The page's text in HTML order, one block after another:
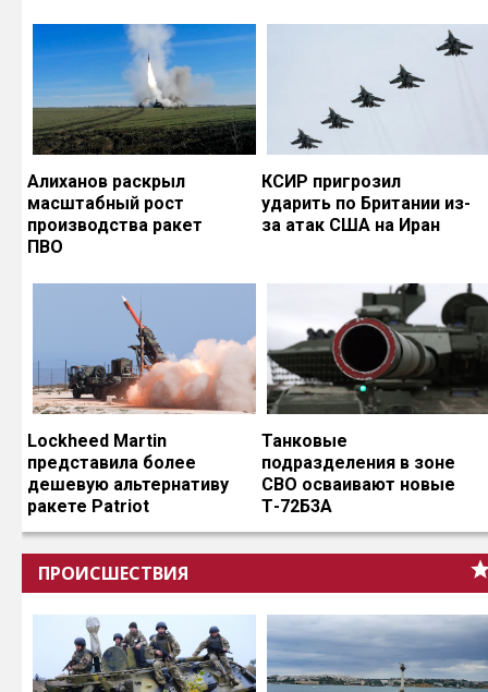
Алиханов раскрыл
масштабный рост
производства ракет
ПВО
КСИР пригрозил
ударить по Британии из-
за атак США на Иран
Lockheed Martin
представила более
дешевую альтернативу
ракете Patriot
Танковые
подразделения в зоне
СВО осваивают новые
Т-72Б3А
ПРОИСШЕСТВИЯ